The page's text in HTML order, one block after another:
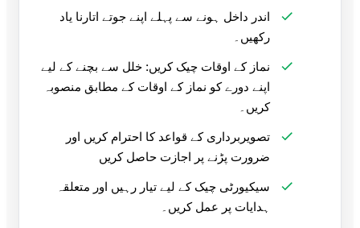
اندر داخل ہونے سے پہلے اپنے جوتے اتارنا یاد
رکھیں۔
نماز کے اوقات چیک کریں: خلل سے بچنے کے لیے
اپنے دورے کو نماز کے اوقات کے مطابق منصوبہ
کریں۔
تصویربرداری کے قواعد کا احترام کریں اور
ضرورت پڑنے پر اجازت حاصل کریں
سیکیورٹی چیک کے لیے تیار رہیں اور متعلقہ
ہدایات پر عمل کریں۔